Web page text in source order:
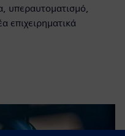
υπεραυτοματισμό,
επιχειρηματικά